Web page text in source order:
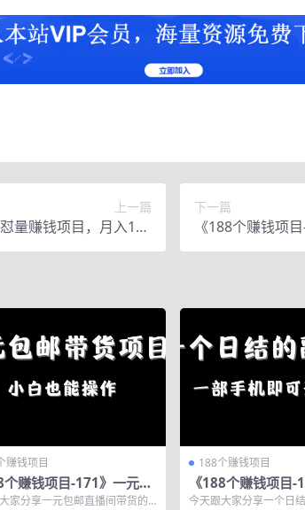
上一篇
量赚钱项目，月入100
00+无需投资
下一篇
《188个赚钱项
一个月涨粉7w
赚钱项目
个赚钱项目-171》一元包
项目，小白也能操作
家分享一元包邮直播间带货的
188个赚钱项目
《188个赚钱项目-
结的副业项目，一
今天跟大家分享一个日